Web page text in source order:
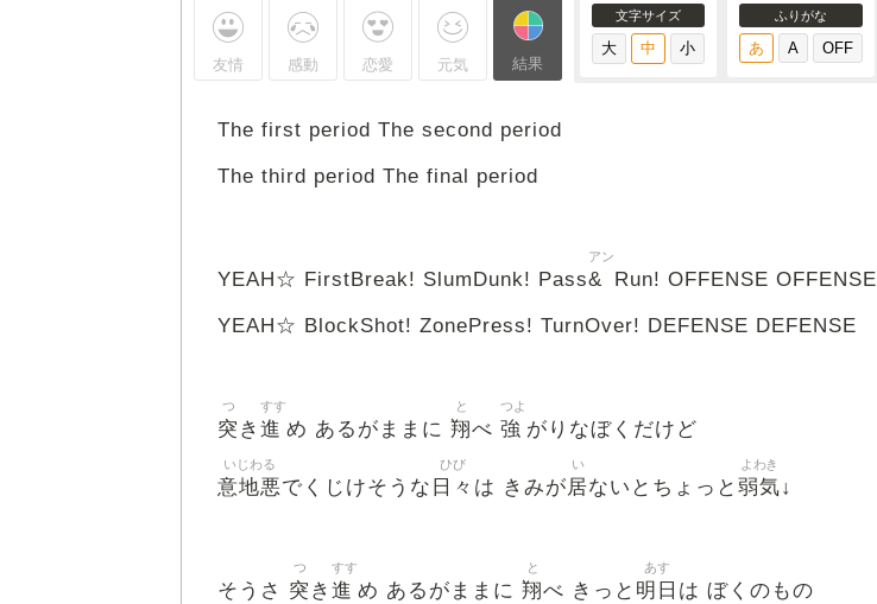
友情 感動 恋愛 元気 結果
文字サイズ ふりがな
The first period The second period
The third period The final period
YEAH☆ FirstBreak! SlumDunk! Pass&
アン
Run! OFFENSE OFFENSE
YEAH☆ BlockShot! ZonePress! TurnOver! DEFENSE DEFENSE
突
つ
き 進
すす
め あるがままに 翔
と
べ 強
つよ
がりなぼくだけど
意地悪
いじわる
でくじけそうな 日々
ひび
は きみが居
い
ないとちょっと 弱気
よわき
↓
そうさ 突
つ
き 進
すす
め あるがままに 翔
と
べ きっと 明日
あす
は ぼくのもの